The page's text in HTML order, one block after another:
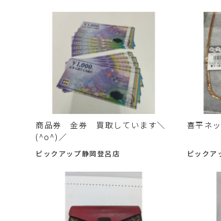
商品券 金券 買取しています＼
(^o^)／
ピックアップ静岡登呂店
喜平ネ
ピックア